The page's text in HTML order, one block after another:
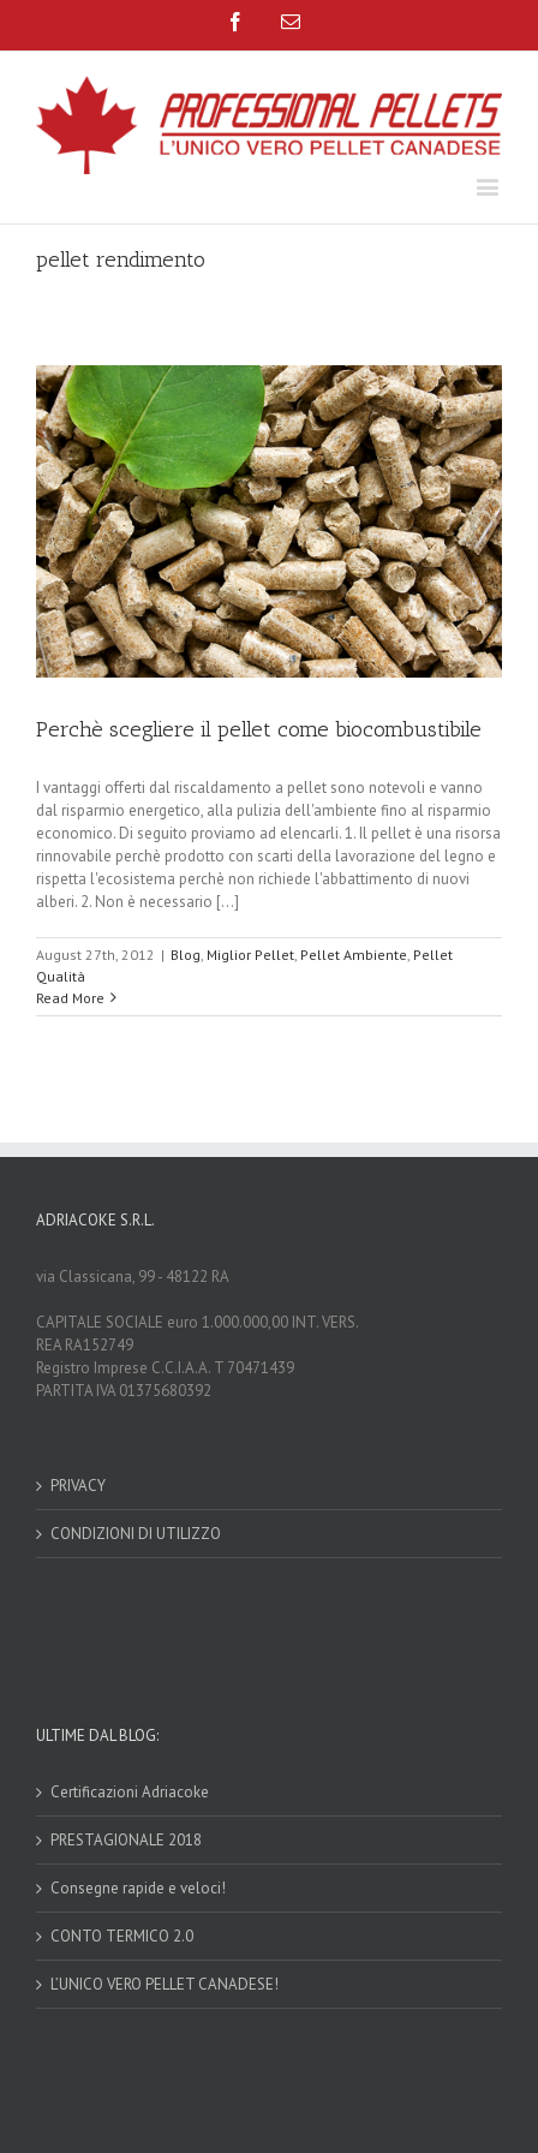
FacebookEmail
pellet rendimento
Perchè scegliere il pellet come biocombustibile
I vantaggi offerti dal riscaldamento a pellet sono notevoli e vanno
dal risparmio energetico, alla pulizia dell'ambiente fino al risparmio
economico. Di seguito proviamo ad elencarli. 1. Il pellet è una risorsa
rinnovabile perchè prodotto con scarti della lavorazione del legno e
rispetta l'ecosistema perchè non richiede l'abbattimento di nuovi
alberi. 2. Non è necessario [...]
August 27th, 2012 | Blog Miglior Pellet Pellet Ambiente Pellet
Qualità
Read More
ADRIACOKE S.R.L.
via Classicana, 99 - 48122 RA
CAPITALE SOCIALE euro 1.000.000,00 INT. VERS.
REA RA152749
Registro Imprese C.C.I.A.A. T 70471439
PARTITA IVA 01375680392
PRIVACY
CONDIZIONI DI UTILIZZO
ULTIME DAL BLOG:
Certificazioni Adriacoke
PRESTAGIONALE 2018
Consegne rapide e veloci!
CONTO TERMICO 2.0
L’UNICO VERO PELLET CANADESE!